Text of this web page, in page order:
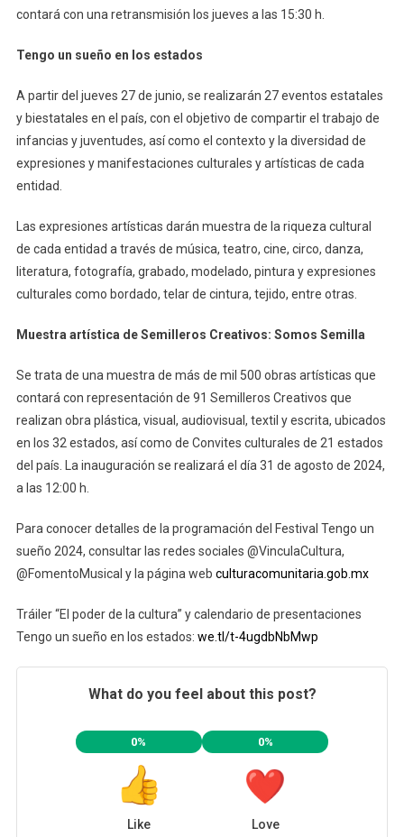
contará con una retransmisión los jueves a las 15:30 h.
Tengo un sueño en los estados
A partir del jueves 27 de junio, se realizarán 27 eventos estatales
y biestatales en el país, con el objetivo de compartir el trabajo de
infancias y juventudes, así como el contexto y la diversidad de
expresiones y manifestaciones culturales y artísticas de cada
entidad.
Las expresiones artísticas darán muestra de la riqueza cultural
de cada entidad a través de música, teatro, cine, circo, danza,
literatura, fotografía, grabado, modelado, pintura y expresiones
culturales como bordado, telar de cintura, tejido, entre otras.
Muestra artística de Semilleros Creativos: Somos Semilla
Se trata de una muestra de más de mil 500 obras artísticas que
contará con representación de 91 Semilleros Creativos que
realizan obra plástica, visual, audiovisual, textil y escrita, ubicados
en los 32 estados, así como de Convites culturales de 21 estados
del país. La inauguración se realizará el día 31 de agosto de 2024,
a las 12:00 h.
Para conocer detalles de la programación del Festival Tengo un
sueño 2024, consultar las redes sociales @VinculaCultura,
@FomentoMusical y la página web culturacomunitaria.gob.mx
Tráiler “El poder de la cultura” y calendario de presentaciones
Tengo un sueño en los estados: we.tl/t-4ugdbNbMwp
What do you feel about this post?
0%
Like
0%
Love